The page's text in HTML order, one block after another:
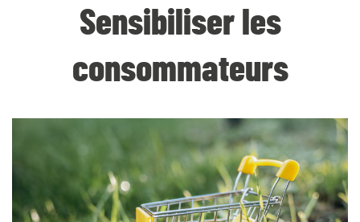
Sensibiliser les
consommateurs